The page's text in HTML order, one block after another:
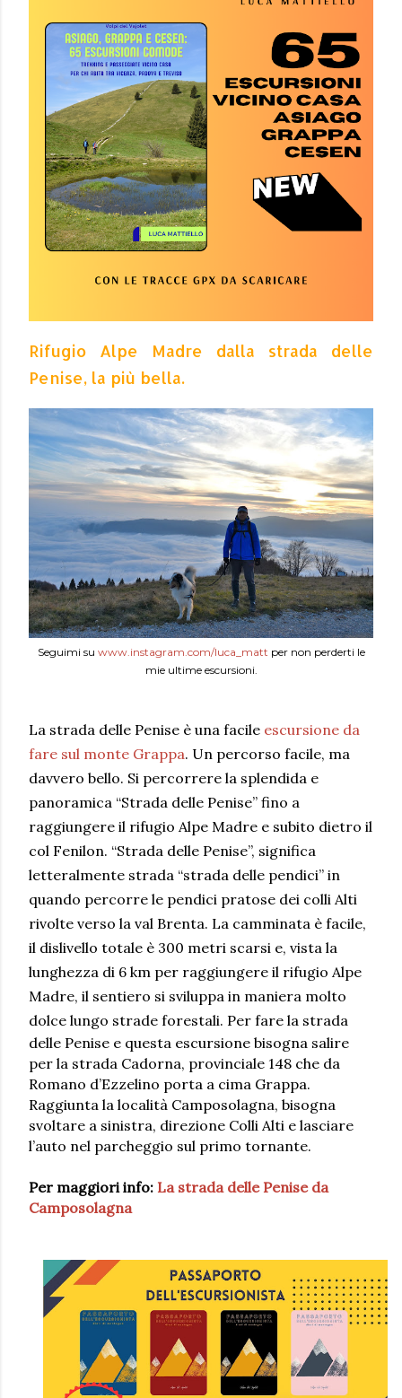
Rifugio Alpe Madre dalla strada delle
Penise, la più bella.
Seguimi su www.instagram.com/luca_matt per non perderti le
mie ultime escursioni.
La strada delle Penise è una facile escursione da
fare sul monte Grappa. Un percorso facile, ma
davvero bello. Si percorrere la splendida e
panoramica “Strada delle Penise” fino a
raggiungere il rifugio Alpe Madre e subito dietro il
col Fenilon. “Strada delle Penise”, significa
letteralmente strada “strada delle pendici” in
quando percorre le pendici pratose dei colli Alti
rivolte verso la val Brenta. La camminata è facile,
il dislivello totale è 300 metri scarsi e, vista la
lunghezza di 6 km per raggiungere il rifugio Alpe
Madre, il sentiero si sviluppa in maniera molto
dolce lungo strade forestali. Per fare la strada
delle Penise e questa escursione bisogna salire
per la strada Cadorna, provinciale 148 che da
Romano d’Ezzelino porta a cima Grappa.
Raggiunta la località Camposolagna, bisogna
svoltare a sinistra, direzione Colli Alti e lasciare
l’auto nel parcheggio sul primo tornante.
Per maggiori info: La strada delle Penise da
Camposolagna